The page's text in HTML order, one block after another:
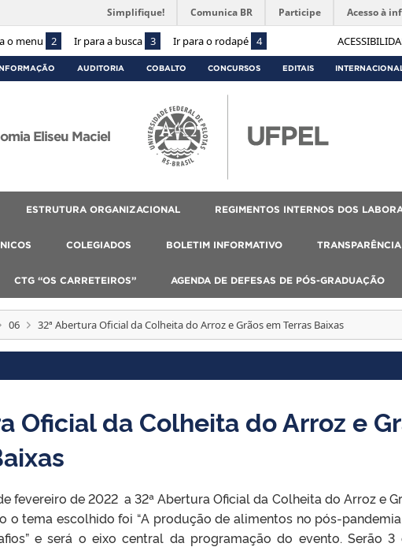
o menu 2 Ir para a busca 3 Ir para o rodapé 4
Simplifique! Comunica BR Participe Acesso à
AUDITORIA COBALTO CONCURSOS EDITAIS
Eliseu Maciel
ESTRUTURA ORGANIZACIONAL REGIMENTOS INTERNOS DOS
COLEGIADOS BOLETIM INFORMATIVO TRANSPARÊNCIA
CTG “OS CARRETEIROS” AGENDA DE DEFESAS DE PÓS-GRADUAÇÃO
06 32ª Abertura Oficial da Colheita do Arroz e Grãos em Terras Baixas
Oficial da Colheita do Arroz e
fevereiro de 2022 a 32ª Abertura Oficial da Colheita do Arroz e
o tema escolhido foi “A produção de alimentos no pós-
e será o eixo central da programação do evento. Serão 3